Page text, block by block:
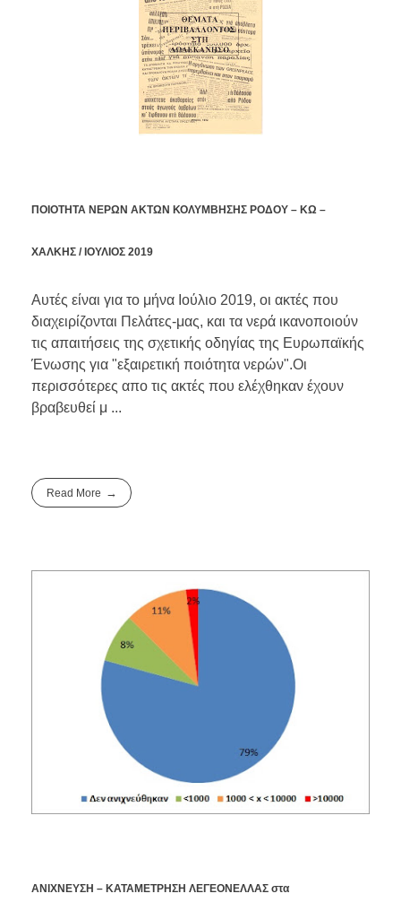
ΠΟΙΟΤΗΤΑ ΝΕΡΩΝ ΑΚΤΩΝ ΚΟΛΥΜΒΗΣΗΣ ΡΟΔΟΥ – ΚΩ –
ΧΑΛΚΗΣ / ΙΟΥΛΙΟΣ 2019
Αυτές είναι για το μήνα Ιούλιο 2019, οι ακτές που
διαχειρίζονται Πελάτες-μας, και τα νερά ικανοποιούν
τις απαιτήσεις της σχετικής οδηγίας της Ευρωπαϊκής
Ένωσης για "εξαιρετική ποιότητα νερών".Οι
περισσότερες απο τις ακτές που ελέχθηκαν έχουν
βραβευθεί μ ...
Read More
ΑΝΙΧΝΕΥΣΗ – ΚΑΤΑΜΕΤΡΗΣΗ ΛΕΓΕΟΝΕΛΛΑΣ στα